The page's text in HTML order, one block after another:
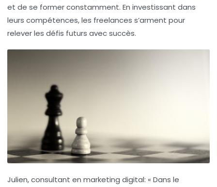
et de se former constamment. En investissant dans
leurs compétences, les freelances s’arment pour
relever les défis futurs avec succès.
Julien, consultant en marketing digital: « Dans le